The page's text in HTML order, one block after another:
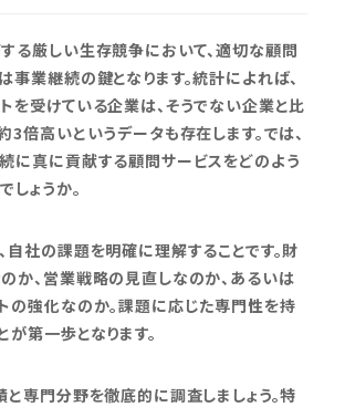
る厳しい生存競争において、適切な顧問
事業継続の鍵となります。統計によれば、
を受けている企業は、そうでない企業と比
3倍高いというデータも存在します。では、
に真に貢献する顧問サービスをどのよう
しょうか。
自社の課題を明確に理解することです。財
か、営業戦略の見直しなのか、あるいは
の強化なのか。課題に応じた専門性を持
が第一歩となります。
と専門分野を徹底的に調査しましょう。特